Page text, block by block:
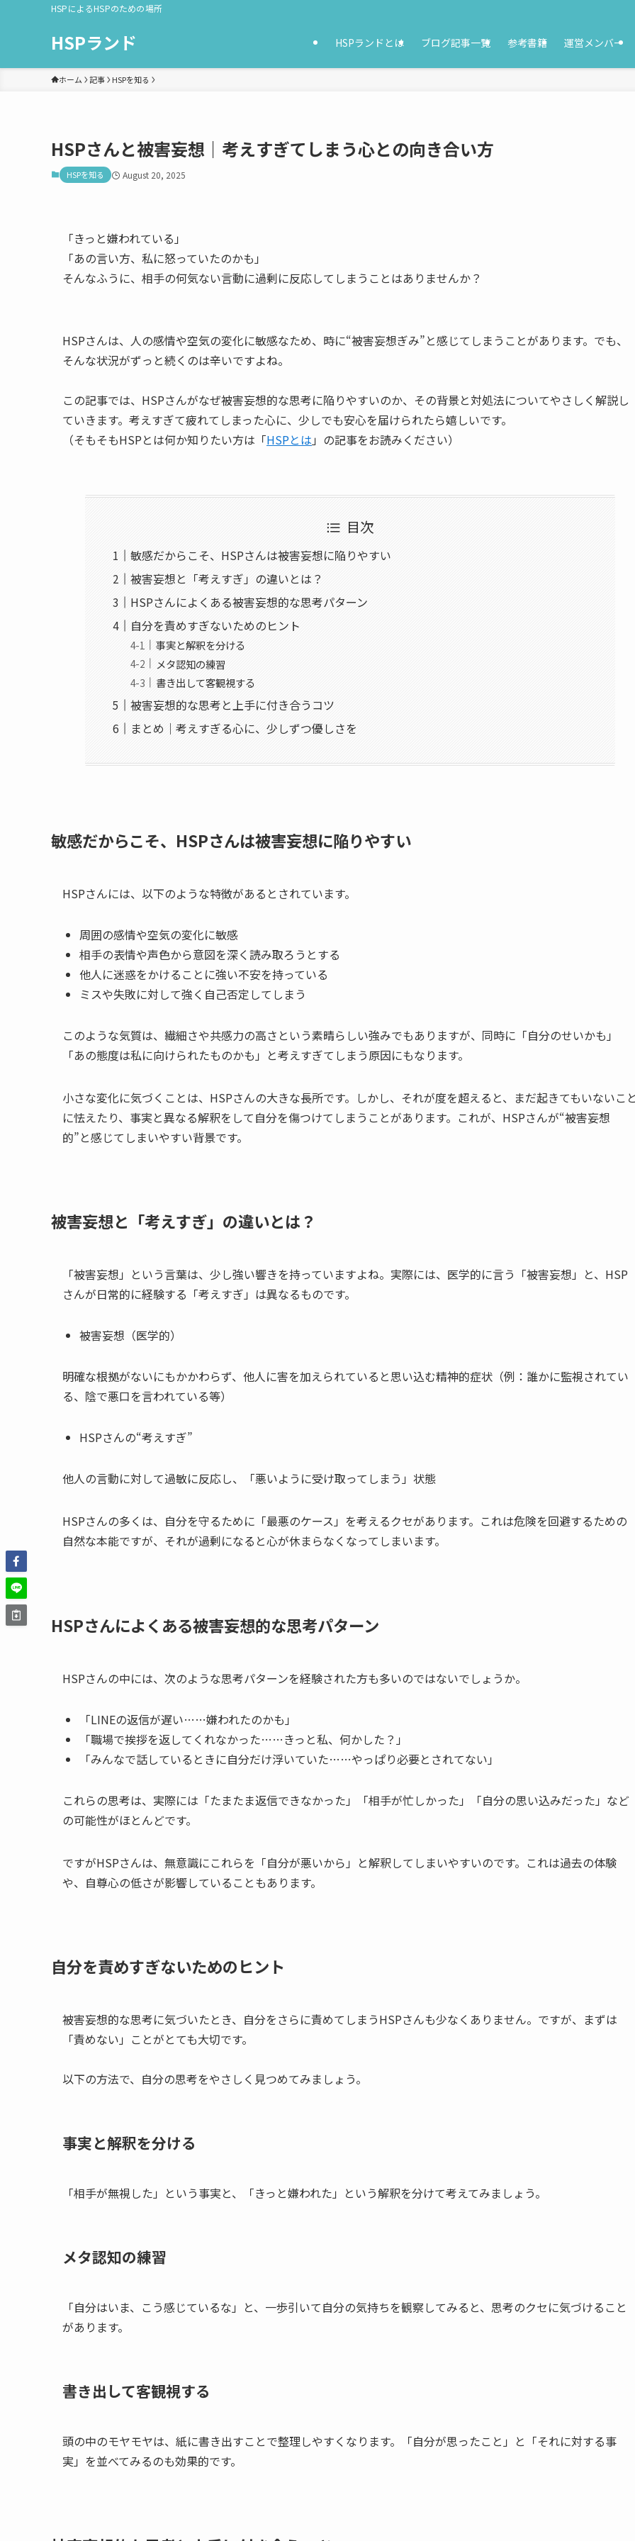
HSPによるHSPのための場所
HSPランド HSPランドとは ブログ記事一覧 参考書籍 運営メンバー
ホーム 記事 HSPを知る
HSPさんと被害妄想｜考えすぎてしまう心との向き合い方
HSPを知る August 20, 2025
「きっと嫌われている」
「あの言い方、私に怒っていたのかも」
そんなふうに、相手の何気ない言動に過剰に反応してしまうことはありませんか？
HSPさんは、人の感情や空気の変化に敏感なため、時に“被害妄想ぎみ”と感じてしまうことがあります。でも、
そんな状況がずっと続くのは辛いですよね。
この記事では、HSPさんがなぜ被害妄想的な思考に陥りやすいのか、その背景と対処法についてやさしく解説し
ていきます。考えすぎて疲れてしまった心に、少しでも安心を届けられたら嬉しいです。
（そもそもHSPとは何か知りたい方は「HSPとは 」の記事をお読みください）
目次
敏感だからこそ、HSPさんは被害妄想に陥りやすい
被害妄想と「考えすぎ」の違いとは？
HSPさんによくある被害妄想的な思考パターン
自分を責めすぎないためのヒント
事実と解釈を分ける
メタ認知の練習
書き出して客観視する
被害妄想的な思考と上手に付き合うコツ
まとめ｜考えすぎる心に、少しずつ優しさを
敏感だからこそ、HSPさんは被害妄想に陥りやすい
HSPさんには、以下のような特徴があるとされています。
周囲の感情や空気の変化に敏感
相手の表情や声色から意図を深く読み取ろうとする
他人に迷惑をかけることに強い不安を持っている
ミスや失敗に対して強く自己否定してしまう
このような気質は、繊細さや共感力の高さという素晴らしい強みでもありますが、同時に「自分のせいかも」
「あの態度は私に向けられたものかも」と考えすぎてしまう原因にもなります。
小さな変化に気づくことは、HSPさんの大きな長所です。しかし、それが度を超えると、まだ起きてもいないこ
に怯えたり、事実と異なる解釈をして自分を傷つけてしまうことがあります。これが、HSPさんが“被害妄想
的”と感じてしまいやすい背景です。
被害妄想と「考えすぎ」の違いとは？
「被害妄想」という言葉は、少し強い響きを持っていますよね。実際には、医学的に言う「被害妄想」と、HSP
さんが日常的に経験する「考えすぎ」は異なるものです。
被害妄想（医学的）
明確な根拠がないにもかかわらず、他人に害を加えられていると思い込む精神的症状（例：誰かに監視されてい
る、陰で悪口を言われている等）
HSPさんの“考えすぎ”
他人の言動に対して過敏に反応し、「悪いように受け取ってしまう」状態
HSPさんの多くは、自分を守るために「最悪のケース」を考えるクセがあります。これは危険を回避するための
自然な本能ですが、それが過剰になると心が休まらなくなってしまいます。
HSPさんによくある被害妄想的な思考パターン
HSPさんの中には、次のような思考パターンを経験された方も多いのではないでしょうか。
「LINEの返信が遅い……嫌われたのかも」
「職場で挨拶を返してくれなかった……きっと私、何かした？」
「みんなで話しているときに自分だけ浮いていた……やっぱり必要とされてない」
これらの思考は、実際には「たまたま返信できなかった」「相手が忙しかった」「自分の思い込みだった」など
の可能性がほとんどです。
ですがHSPさんは、無意識にこれらを「自分が悪いから」と解釈してしまいやすいのです。これは過去の体験
や、自尊心の低さが影響していることもあります。
自分を責めすぎないためのヒント
被害妄想的な思考に気づいたとき、自分をさらに責めてしまうHSPさんも少なくありません。ですが、まずは
「責めない」ことがとても大切です。
以下の方法で、自分の思考をやさしく見つめてみましょう。
事実と解釈を分ける
「相手が無視した」という事実と、「きっと嫌われた」という解釈を分けて考えてみましょう。
メタ認知の練習
「自分はいま、こう感じているな」と、一歩引いて自分の気持ちを観察してみると、思考のクセに気づけること
があります。
書き出して客観視する
頭の中のモヤモヤは、紙に書き出すことで整理しやすくなります。「自分が思ったこと」と「それに対する事
実」を並べてみるのも効果的です。